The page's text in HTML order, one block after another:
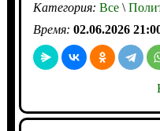
Категория: Все\
Время: 02.06.2026